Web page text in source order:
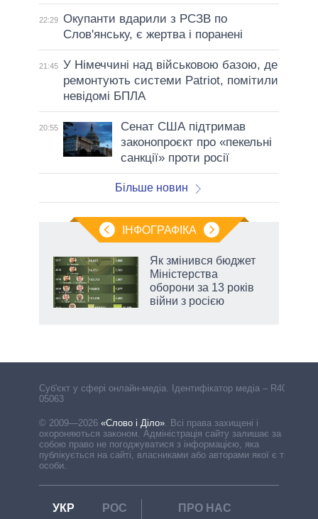
22:29 Окупанти вдарили з РСЗВ по
Слов'янську, є жертва і поранені
21:45 У Німеччині над військовою базою, де
ремонтують системи Patriot, помітили
невідомі БПЛА
20:55
Сенат США підтримав
законопроєкт про «пекельні
санкції» проти росії
Більше новин
ІНФОГРАФІКА
Як змінився бюджет
Міністерства
оборони за 13 років
війни з росією
Cуб'єкт у сфері онлайн-медіа. Ідентифікатор медіа – R40-
05063
© 2009—2026 «Слово і Діло». Всі права захищені і
охороняються законом. Адміністрація сайту залишає за
собою право не погоджуватися з інформацією, яка
публікується на сайті, власниками або авторами якої є треті
особи.
УКР РОС
ПРО НАС